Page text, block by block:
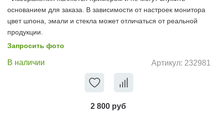
основанием для заказа. В зависимости от настроек монитора
цвет шпона, эмали и стекла может отличаться от реальной
продукции.
Запросить фото
В наличии Артикул: 232981
2 800 руб